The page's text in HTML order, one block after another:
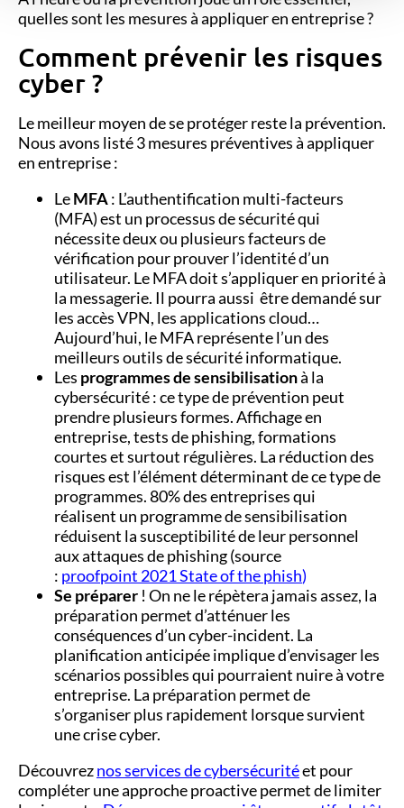
quelles sont les mesures à appliquer en entreprise ?
Comment prévenir les risques
cyber ?
Lemeilleur moyen de se protéger reste la prévention.
Nous avons listé 3 mesures préventives à appliquer
en entreprise:
LeMFA: L’authentification multi-facteurs
(MFA) est un processus de sécurité qui
nécessite deux ou plusieurs facteurs de
vérification pour prouver l’identité d’un
utilisateur. Le MFA doit s’appliquer en priorité à
la messagerie. Il pourra aussi être demandé sur
les accès VPN, les applications cloud…
Aujourd’hui, le MFA représente l’un des
meilleurs outils de sécurité informatique.
Les programmes de sensibilisationà la
cybersécurité : ce type de prévention peut
prendre plusieurs formes. Affichage en
entreprise, tests de phishing, formations
courtes et surtout régulières. La réduction des
risques est l’élément déterminant de ce type de
programmes. 80% des entreprises qui
réalisent un programme de sensibilisation
réduisent la susceptibilité de leur personnel
aux attaques de phishing (source
: proofpoint 2021 State of the phish)
Se préparer ! On ne le répètera jamais assez, la
préparation permet d’atténuer les
conséquences d’un cyber-incident. La
planification anticipée implique d’envisager les
scénarios possibles qui pourraient nuire à votre
entreprise. La préparation permet de
s’organiser plus rapidement lorsque survient
une crise cyber.
Découvreznos services de cybersécuritéet pour
compléter une approche proactive permet de limiter